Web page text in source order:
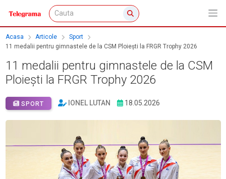
Acasa Articole
Sport
11 medalii pentru gimnastele de la CSM Ploiești la FRGR Trophy 2026
11 medalii pentru gimnastele de la CSM
Ploiești la FRGR Trophy 2026
SPORT IONEL LUTAN 18.05.2026